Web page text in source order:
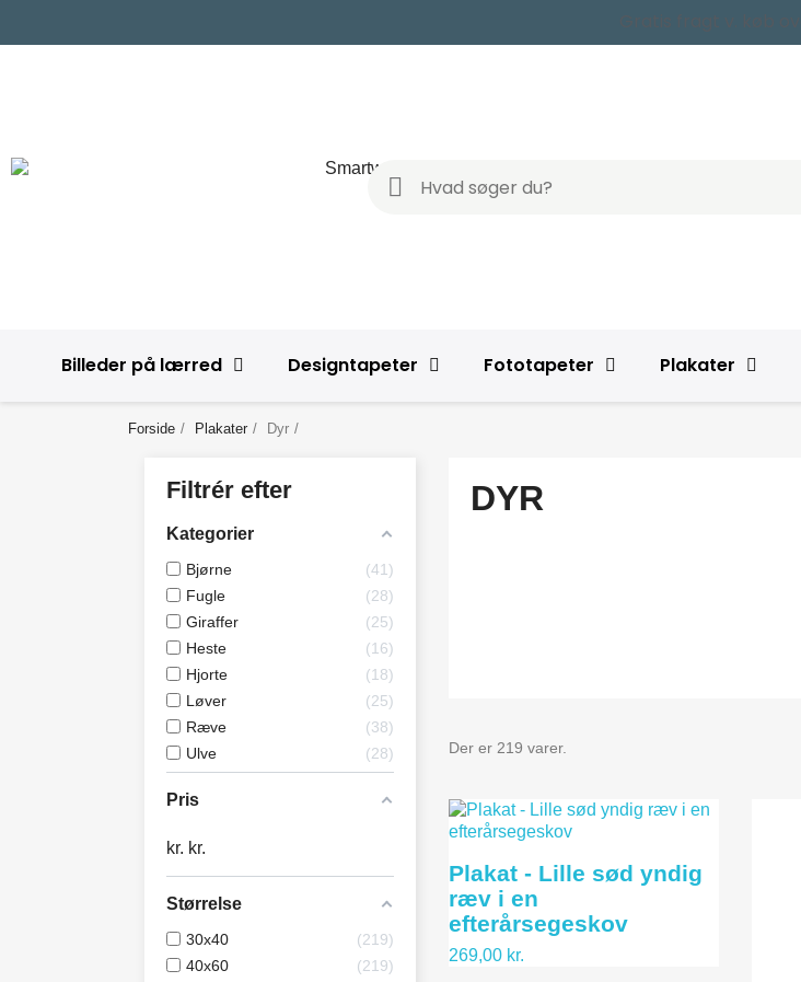
Billeder på lærred Designtapeter Fototapeter Plakater
Forside Plakater Dyr
Filtrér efter
Kategorier
Bjørne
41
Fugle
28
Giraffer
25
Heste
16
Hjorte
18
Løver
25
Ræve
38
Ulve
28
Pris
kr. kr.
Størrelse
30x40
219
40x60
219
DYR
Der er 219 varer.
Plakat - Lille sød yndig
ræv i en
efterårsegeskov
269,00 kr.